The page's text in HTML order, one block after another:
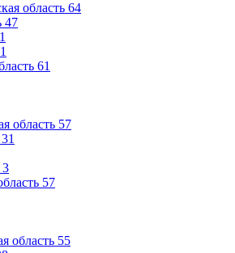
область 64
47
1
1
61
область 57
31
3
57
область 55